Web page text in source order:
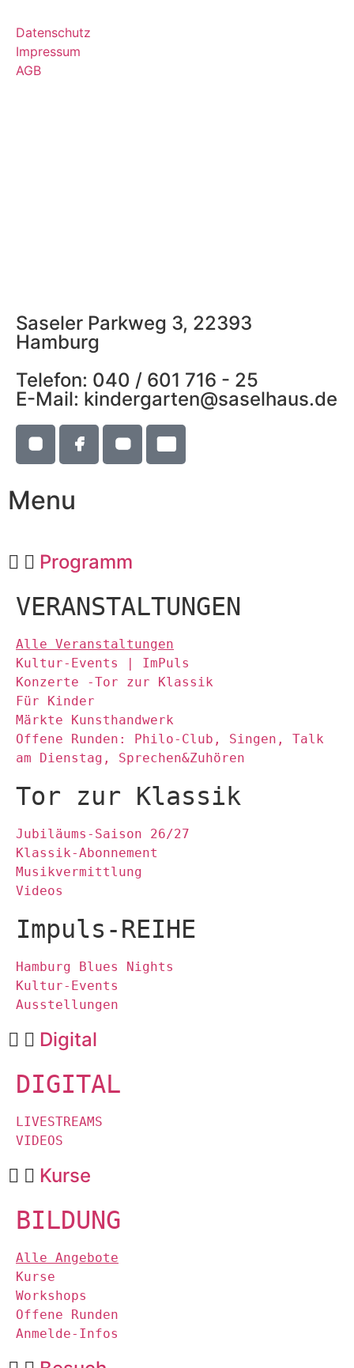
Datenschutz
Impressum
AGB
Saseler Parkweg 3, 22393
Hamburg
Telefon: 040 / 601 716 - 25
E-Mail: kindergarten@saselhaus.de
Menu
Programm
VERANSTALTUNGEN
Alle Veranstaltungen
Kultur-Events | ImPuls
Konzerte -Tor zur Klassik
Für Kinder
Märkte Kunsthandwerk
Offene Runden: Philo-Club, Singen, Talk
am Dienstag, Sprechen&Zuhören
Tor zur Klassik
Jubiläums-Saison 26/27
Klassik-Abonnement
Musikvermittlung
Videos
Impuls-REIHE
Hamburg Blues Nights
Kultur-Events
Ausstellungen
Digital
DIGITAL
LIVESTREAMS
VIDEOS
Kurse
BILDUNG
Alle Angebote
Kurse
Workshops
Offene Runden
Anmelde-Infos